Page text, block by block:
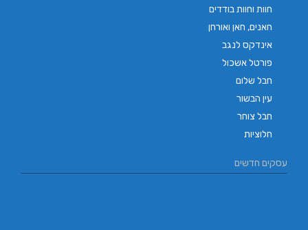
חוות וחוות בודדים
חאנים, חאן ואורחן
אינדקס לנגב
פורטל אשכול
חבל שלום
עין הבשור
חבל צוחר
חלוציות
עסקים חדשים